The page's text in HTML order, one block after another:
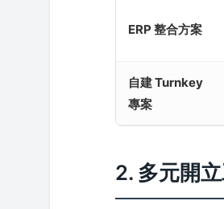
ERP 整合方案
自建 Turnkey
專案
2. 多元開